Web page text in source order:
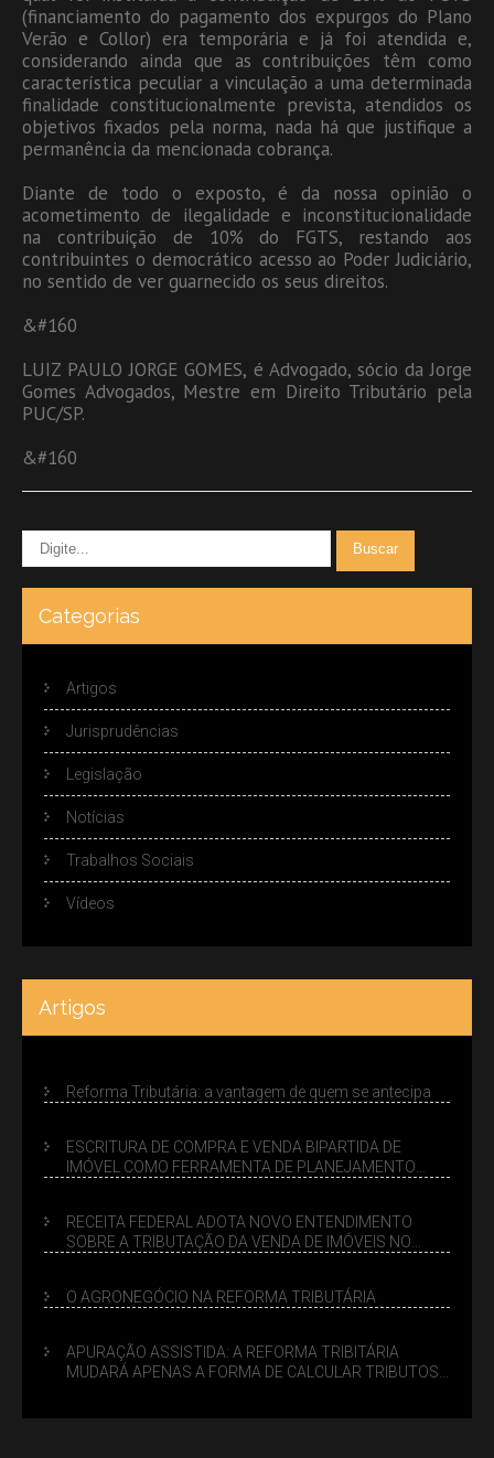
(financiamento do pagamento dos expurgos do Plano
Verão e Collor) era temporária e já foi atendida e,
considerando ainda que as contribuições têm como
característica peculiar a vinculação a uma determinada
finalidade constitucionalmente prevista, atendidos os
objetivos fixados pela norma, nada há que justifique a
permanência da mencionada cobrança.
Diante de todo o exposto, é da nossa opinião o
acometimento de ilegalidade e inconstitucionalidade
na contribuição de 10% do FGTS, restando aos
contribuintes o democrático acesso ao Poder Judiciário,
no sentido de ver guarnecido os seus direitos.
&#160
LUIZ PAULO JORGE GOMES, é Advogado, sócio da Jorge
Gomes Advogados, Mestre em Direito Tributário pela
PUC/SP.
&#160
Categorias
Artigos
Jurisprudências
Legislação
Notícias
Trabalhos Sociais
Vídeos
Artigos
Reforma Tributária: a vantagem de quem se antecipa
ESCRITURA DE COMPRA E VENDA BIPARTIDA DE
IMÓVEL COMO FERRAMENTA DE PLANEJAMENTO
RECEITA FEDERAL ADOTA NOVO ENTENDIMENTO
SOBRE A TRIBUTAÇÃO DA VENDA DE IMÓVEIS NO
O AGRONEGÓCIO NA REFORMA TRIBUTÁRIA
APURAÇÃO ASSISTIDA: A REFORMA TRIBITÁRIA
MUDARÁ APENAS A FORMA DE CALCULAR TRIBUTOS